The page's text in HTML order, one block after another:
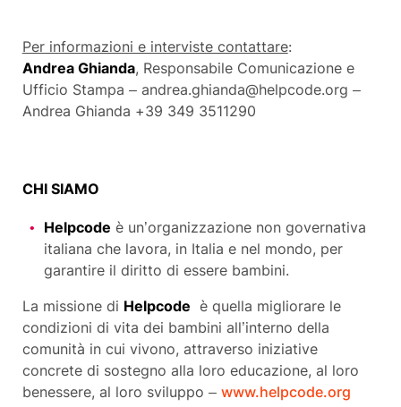
Per informazioni e interviste contattare:
Andrea Ghianda, Responsabile Comunicazione e
Ufficio Stampa – andrea.ghianda@helpcode.org –
Andrea Ghianda +39 349 3511290
CHI SIAMO
Helpcode è un’organizzazione non governativa
italiana che lavora, in Italia e nel mondo, per
garantire il diritto di essere bambini.
La missione di Helpcode è quella migliorare le
condizioni di vita dei bambini all’interno della
comunità in cui vivono, attraverso iniziative
concrete di sostegno alla loro educazione, al loro
benessere, al loro sviluppo – www.helpcode.org